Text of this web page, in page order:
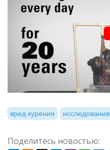
вред курения исследования
Поделитесь новостью: